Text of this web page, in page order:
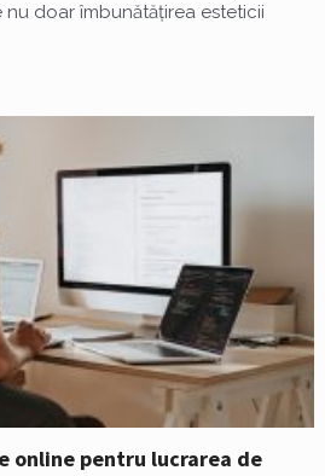
doar îmbunătățirea esteticii
online pentru lucrarea de